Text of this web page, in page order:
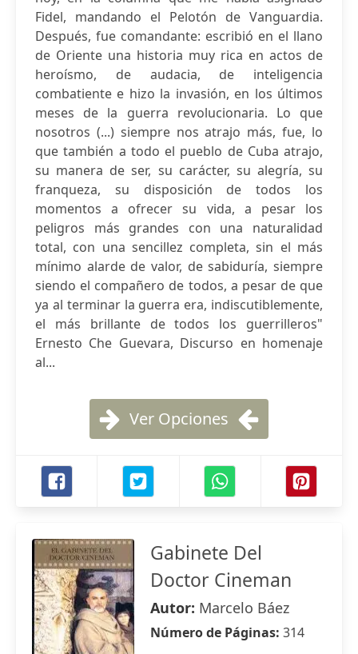
Fidel, mandando el Pelotón de Vanguardia.
Después, fue comandante: escribió en el llano
de Oriente una historia muy rica en actos de
heroísmo, de audacia, de inteligencia
combatiente e hizo la invasión, en los últimos
meses de la guerra revolucionaria. Lo que
nosotros (...) siempre nos atrajo más, fue, lo
que también a todo el pueblo de Cuba atrajo,
su manera de ser, su carácter, su alegría, su
franqueza, su disposición de todos los
momentos a ofrecer su vida, a pesar los
peligros más grandes con una naturalidad
total, con una sencillez completa, sin el más
mínimo alarde de valor, de sabiduría, siempre
siendo el compañero de todos, a pesar de que
ya al terminar la guerra era, indiscutiblemente,
el más brillante de todos los guerrilleros"
Ernesto Che Guevara, Discurso en homenaje
al...
Ver Opciones
Gabinete Del
Doctor Cineman
Autor: Marcelo Báez
Número de Páginas: 314